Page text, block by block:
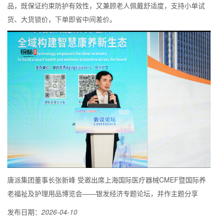
品，既保证约束防护有效性，又兼顾老人佩戴舒适度，支持小单试
货、大货锁价，下单即省中间差价。
唐派集团董事长张新峰 受邀出席上海国际医疗器械CMEF暨国际养
老福祉及护理用品博览会——银发经济专题论坛，并作主题分享
发布日期： 2026-04-10